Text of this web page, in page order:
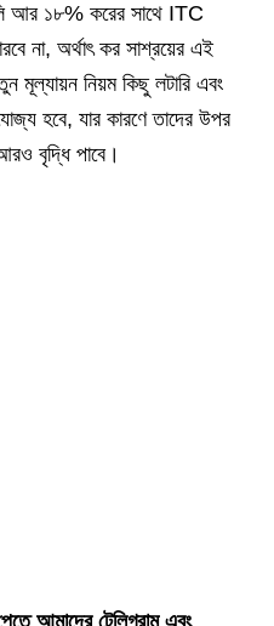
আর ১৮% করের সাথে ITC
না, অর্থাৎ কর সাশ্রয়ের এই
মূল্যায়ন নিয়ম কিছু লটারি এবং
হবে, যার কারণে তাদের উপর
বৃদ্ধি পাবে।